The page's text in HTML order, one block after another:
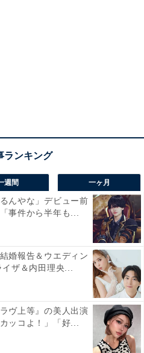
週間 一ヶ月
んやな」デビュー前
事件から半年も...
婚報告＆ウエディン
ザ＆内田理央...
ヴ上等』の美人出演
ッコよ！」「好...